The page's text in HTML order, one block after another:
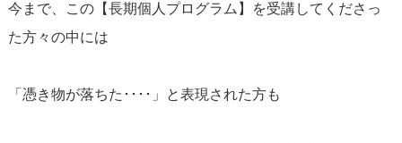
今まで、この【長期個人プログラム】を受講してくださっ
た方々の中には
「憑き物が落ちた････」と表現された方も